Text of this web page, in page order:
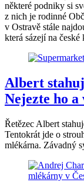
některé podniky si
z nich je rodinné
v Ostravě stále
která sázejí na
Albert
Nejezte ho
Řetězec Albert
Tentokrát jde o
mlékárna. Závadný